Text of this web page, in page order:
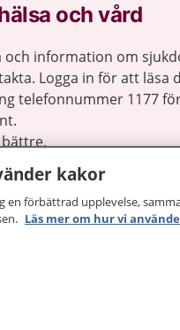
och vård
och information om
Logga in för att läsa
telefonnummer 1177
bättre.
kakor
en förbättrad upplevelse,
Läs mer om hur vi